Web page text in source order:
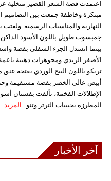
اعتمدت قصة الشعر القصير متخلية عن
مبتكرة وخاطفة جمعت بين التصاميم
النهارية والمناسبات الرسمية.
جمبسوت طويل باللون الأسود
بينما انسدل الجزء السفلي بقصة
الأصفر الزبدي ومجوهرات ذهبية
تريكو باللون البيج الوردي بفتحة
أبيض عالي الخصر بقصة مستقيمة
الإطلالات الفخمة، تألقت بفستان
المطرزة بحبيبات الترتر وتنو... المزيد
آخر الأخبار